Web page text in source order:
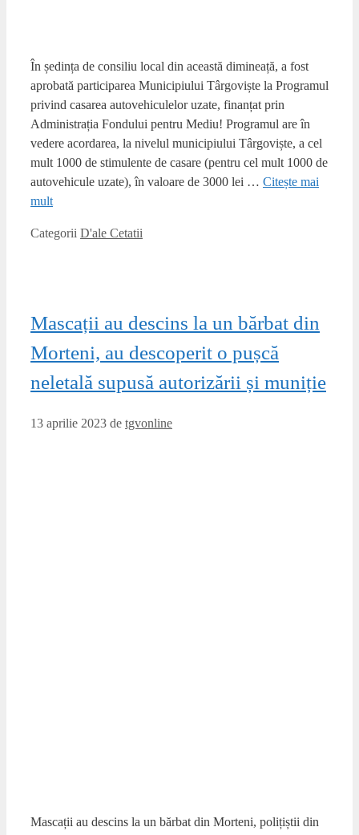
În ședința de consiliu local din această dimineață, a fost
aprobată participarea Municipiului Târgoviște la Programul
privind casarea autovehiculelor uzate, finanțat prin
Administrația Fondului pentru Mediu! Programul are în
vedere acordarea, la nivelul municipiului Târgoviște, a cel
mult 1000 de stimulente de casare (pentru cel mult 1000 de
autovehicule uzate), în valoare de 3000 lei … Citește mai
mult
Categorii D'ale Cetatii
Mascații au descins la un bărbat din
Morteni, au descoperit o pușcă
neletală supusă autorizării și muniție
13 aprilie 2023 de tgvonline
Mascații au descins la un bărbat din Morteni, polițiștii din